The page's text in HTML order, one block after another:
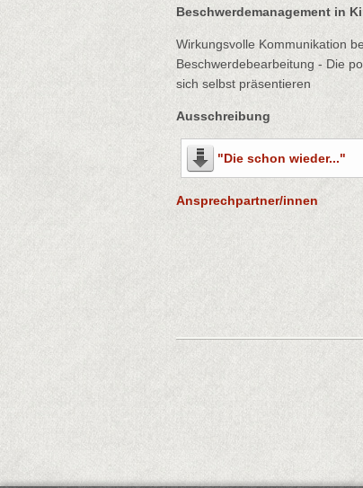
Beschwerdemanagement in
Wirkungsvolle Kommunikation
Beschwerdebearbeitung - Die
sich selbst präsentieren
Ausschreibung
"Die schon wieder..."
Ansprechpartner/innen